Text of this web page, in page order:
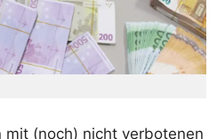
mit (noch) nicht verbotenen